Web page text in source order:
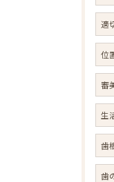
適
位
審
生
歯
歯